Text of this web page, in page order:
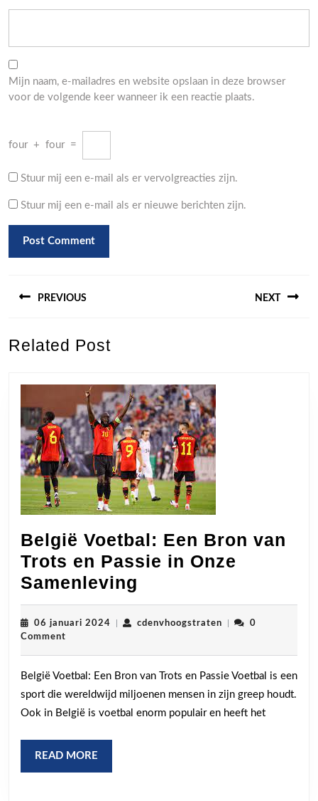
Mijn naam, e-mailadres en website opslaan in deze browser
voor de volgende keer wanneer ik een reactie plaats.
four + four =
Stuur mij een e-mail als er vervolgreacties zijn.
Stuur mij een e-mail als er nieuwe berichten zijn.
PREVIOUS
post:
NEXT
Related Post
België Voetbal: Een Bron van
Trots en Passie in Onze
Samenleving
Voetbal:
Een
van
Trots
en
06 januari 2024 06
cdenvhoogstratencdenvhoogstraten
0
Comment
België Voetbal: Een Bron van Trots en Passie Voetbal is een
sport die wereldwijd miljoenen mensen in zijn greep houdt.
Ook in België is voetbal enorm populair en heeft het
READ MORE
MORE